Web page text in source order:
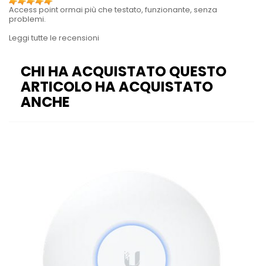
Access point ormai più che testato, funzionante, senza
problemi.
Leggi tutte le recensioni
CHI HA ACQUISTATO QUESTO
ARTICOLO HA ACQUISTATO
ANCHE